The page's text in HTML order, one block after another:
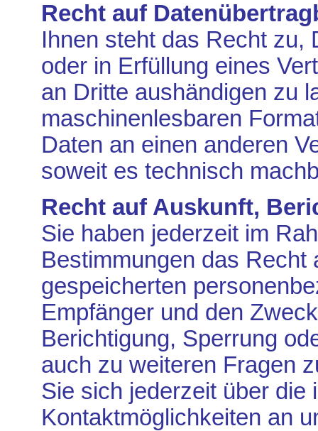
Recht auf
Ihnen steht das Recht zu,
oder in Erfüllung eines
an Dritte aushändigen zu
maschinenlesbaren
Daten an einen anderen
soweit es technisch
Recht auf Auskunft,
Sie haben jederzeit im
Bestimmungen das Recht
gespeicherten
Empfänger und den
Berichtigung, Sperrung
auch zu weiteren Fragen
Sie sich jederzeit über die
Kontaktmöglichkeiten an